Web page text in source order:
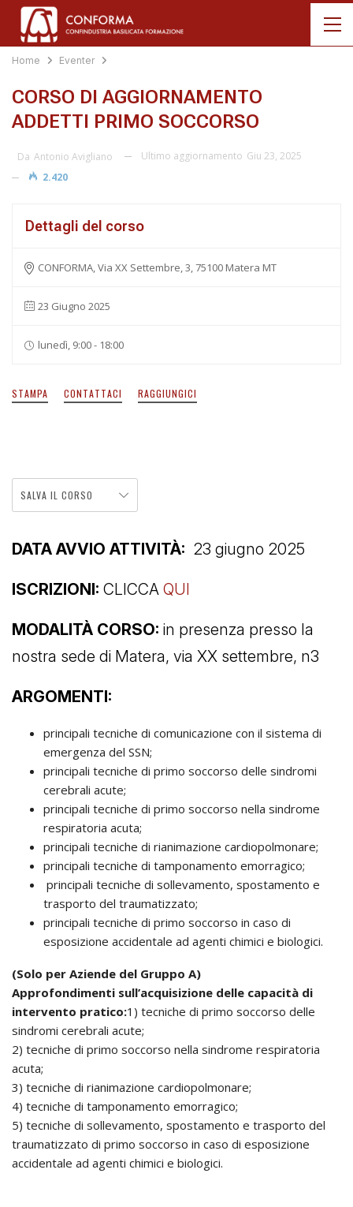
Home Eventer
CORSO DI AGGIORNAMENTO
ADDETTI PRIMO SOCCORSO
Da Antonio Avigliano Ultimo aggiornamento Giu 23, 2025
2.420
Dettagli del corso
CONFORMA, Via XX Settembre, 3, 75100 Matera MT
23 Giugno 2025
lunedì, 9:00 - 18:00
STAMPA CONTATTACI RAGGIUNGICI
SALVA IL CORSO
DATA AVVIO ATTIVITÀ: 23 giugno 2025
ISCRIZIONI: CLICCA QUI
MODALITÀ CORSO: in presenza presso la
nostra sede di Matera, via XX settembre, n3
ARGOMENTI:
principali tecniche di comunicazione con il sistema di
emergenza del SSN;
principali tecniche di primo soccorso delle sindromi
cerebrali acute;
principali tecniche di primo soccorso nella sindrome
respiratoria acuta;
principali tecniche di rianimazione cardiopolmonare;
principali tecniche di tamponamento emorragico;
principali tecniche di sollevamento, spostamento e
trasporto del traumatizzato;
principali tecniche di primo soccorso in caso di
esposizione accidentale ad agenti chimici e biologici.
(Solo per Aziende del Gruppo A)
Approfondimenti sull’acquisizione delle capacità di
intervento pratico:1) tecniche di primo soccorso delle
sindromi cerebrali acute;
2) tecniche di primo soccorso nella sindrome respiratoria
acuta;
3) tecniche di rianimazione cardiopolmonare;
4) tecniche di tamponamento emorragico;
5) tecniche di sollevamento, spostamento e trasporto del
traumatizzato di primo soccorso in caso di esposizione
accidentale ad agenti chimici e biologici.